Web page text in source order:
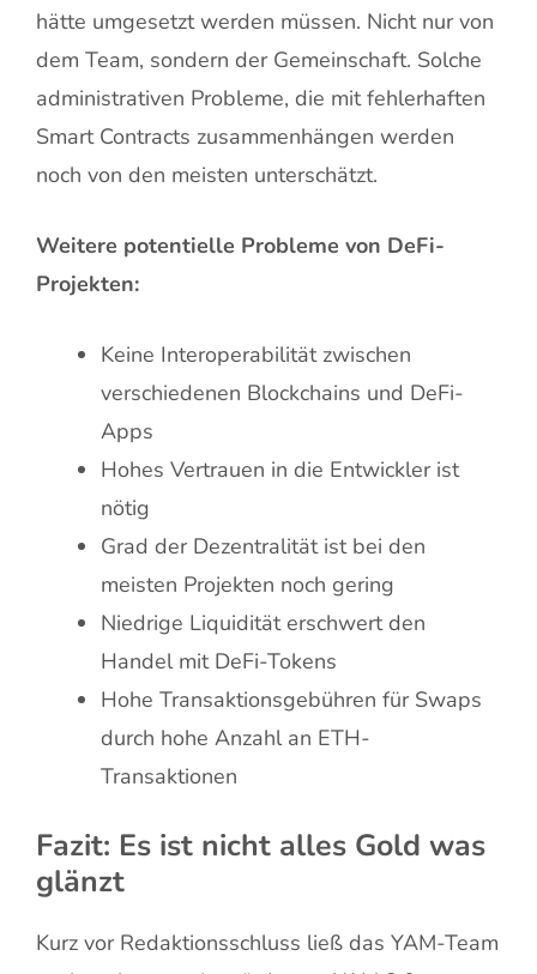
hätte umgesetzt werden müssen. Nicht nur von
dem Team, sondern der Gemeinschaft. Solche
administrativen Probleme, die mit fehlerhaften
Smart Contracts zusammenhängen werden
noch von den meisten unterschätzt.
Weitere potentielle Probleme von DeFi-
Projekten:
Keine Interoperabilität zwischen
verschiedenen Blockchains und DeFi-
Apps
Hohes Vertrauen in die Entwickler ist
nötig
Grad der Dezentralität ist bei den
meisten Projekten noch gering
Niedrige Liquidität erschwert den
Handel mit DeFi-Tokens
Hohe Transaktionsgebühren für Swaps
durch hohe Anzahl an ETH-
Transaktionen
Fazit: Es ist nicht alles Gold was
glänzt
Kurz vor Redaktionsschluss ließ das YAM-Team